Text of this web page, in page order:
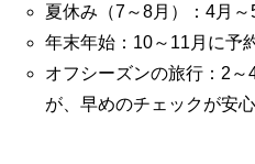
夏休み（7～8月）：4月～
年末年始：10～11月に予
オフシーズンの旅行：2
が、早めのチェックが安心